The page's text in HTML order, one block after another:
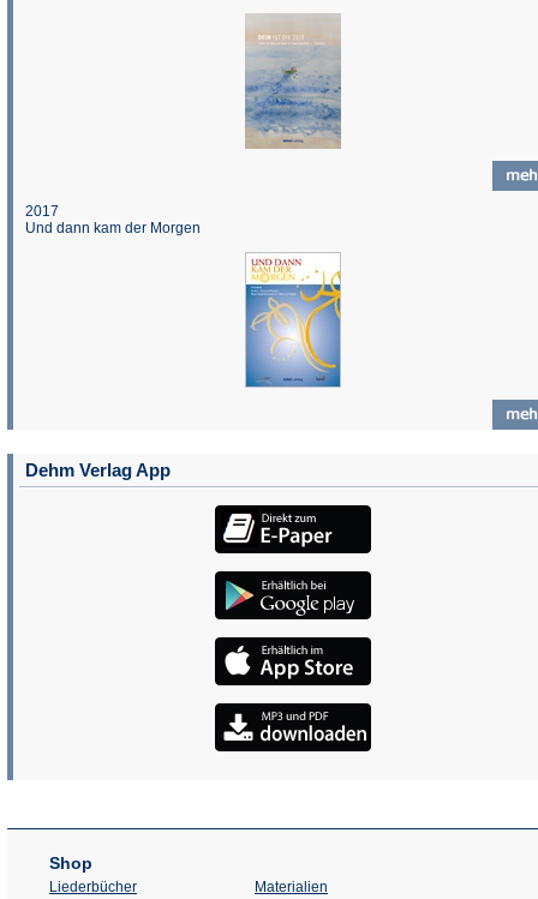
2017
Und dann kam der Morgen
Dehm Verlag App
Shop
Liederbücher Materialien